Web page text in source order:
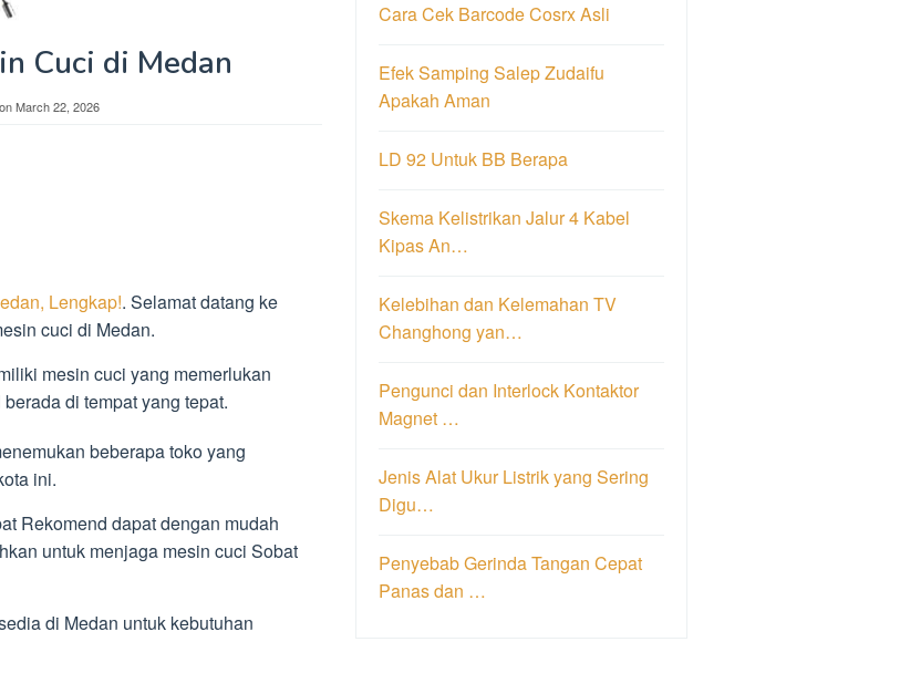
Cuci di Medan
March 22, 2026
Lengkap!. Selamat datang ke
cuci di Medan.
mesin cuci yang memerlukan
di tempat yang tepat.
beberapa toko yang
ini.
Rekomend dapat dengan mudah
untuk menjaga mesin cuci Sobat
di Medan untuk kebutuhan
Cara Cek Barcode Cosrx Asli
Efek Samping Salep Zudaifu
Apakah Aman
LD 92 Untuk BB Berapa
Skema Kelistrikan Jalur 4 Kabel
Kipas An…
Kelebihan dan Kelemahan TV
Changhong yan…
Pengunci dan Interlock Kontaktor
Magnet …
Jenis Alat Ukur Listrik yang Sering
Digu…
Penyebab Gerinda Tangan Cepat
Panas dan …